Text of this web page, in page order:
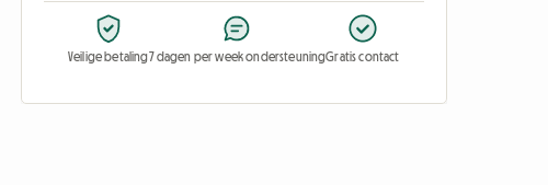
Veilige betaling7 dagen per week ondersteuningGratis contact